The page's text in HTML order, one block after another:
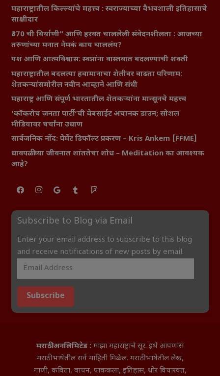
महाराष्ट्रातील किल्ल्यांचे महत्त्व : स्वराज्याच्या वैभवशाली इतिहासाचे
साक्षीदार
₹370 ची बिर्याणी” आणि हरवत चाललेली संवेदनशीलता : आजच्या
तरुणांच्या मनात नेमकं काय चाललंय?
यश आणि आत्मविश्वास: स्वप्नांना वास्तवात बदलण्याची शक्ती
महाराष्ट्रातील बदलत्या हवामानाचा शेतीवर वाढता परिणाम:
शेतकऱ्यांसमोरील नवीन आव्हाने आणि संधी
महाराष्ट्र आणि संपूर्ण भारतातील शेतकऱ्यांना मान्सूनचे महत्त्व
‘कॉकरोच जनता पार्टी’ची वेबसाईट अचानक डाउन; सोशल
मीडियावर चर्चांना उधाण
सार्वजनिक नोंद: पेमेंट डिफॉल्ट प्रकरण – Kris Ankem [FFME]
धावपळीच्या जीवनात शांततेचा शोध – Meditation का आवश्यक
आहे?
Subscribe to Blog via Email
Enter your email address to subscribe to this blog
and receive notifications of new posts by email.
Subscribe
मराठी अनलिमिटेड : माझा महाराष्ट्राचे सूर. इथे आपणांस
मराठी भाषेतील सर्व माहिती मिळेल. मराठी भाषेतील लेख,
गाणी, कविता, वाचन, पाककला, इतिहास, थोर विचारवंत,